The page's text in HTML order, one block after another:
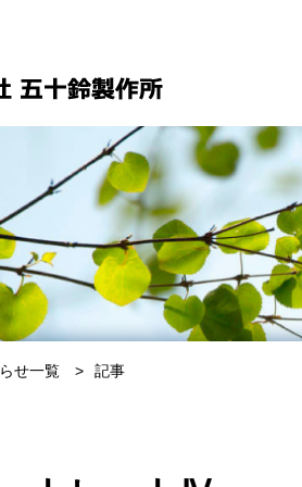
せ一覧 記事